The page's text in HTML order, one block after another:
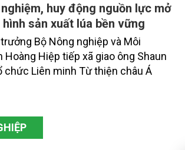
huy động nguồn lực mở
sản xuất lúa bền vững
Bộ Nông nghiệp và Môi
Hiệp tiếp xã giao ông Shaun
chức Liên minh Từ thiện châu Á